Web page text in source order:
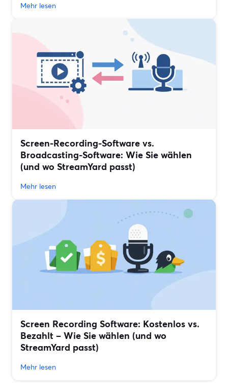
Mehr lesen
Screen-Recording-Software vs.
Broadcasting-Software: Wie Sie wählen
(und wo StreamYard passt)
Mehr lesen
Screen Recording Software: Kostenlos vs.
Bezahlt – Wie Sie wählen (und wo
StreamYard passt)
Mehr lesen